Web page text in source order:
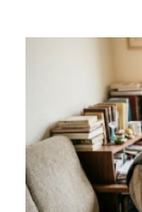
בידרמן
כעת